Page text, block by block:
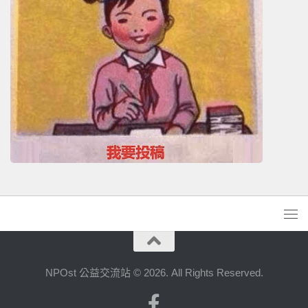
NPOst 公益交流站 © 2026. All Rights Reserved.